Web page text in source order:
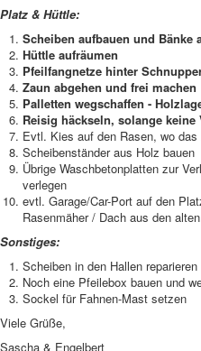
Platz & Hüttle:
Scheiben aufbauen und Bänke
Hüttle aufräumen
Pfeilfangnetze hinter
Zaun abgehen und frei machen
Palletten wegschaffen -
Reisig häckseln, solange
Evtl. Kies auf den Rasen, wo
Scheibenständer aus Holz bauen
Übrige Waschbetonplatten zur
verlegen
evtl. Garage/Car-Port auf den
Rasenmäher / Dach aus den
Sonstiges:
Scheiben in den Hallen reparieren
Noch eine Pfeilebox bauen und
Sockel für Fahnen-Mast setzen
Viele Grüße,
Sascha & Engelbert